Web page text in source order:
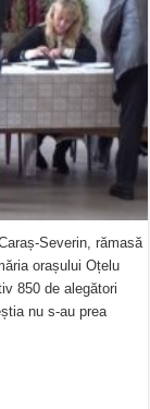
Severin, rămasă
orașului Oțelu
850 de alegători
nu s-au prea